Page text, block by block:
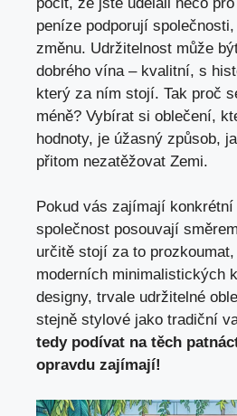
peníze podporují
změnu. Udržitelnost může
dobrého vína – kvalitní, s
který za ním stojí. Tak proč
méně? Vybírat si oblečení,
hodnoty, je úžasný způsob,
přitom nezatěžovat Zemi.
Pokud vás zajímají
společnost posouvají
určitě stojí za to
moderních minimalistických
designy, trvale udržitelné
stejně stylové jako tradiční
tedy podívat na těch
opravdu zajímají!